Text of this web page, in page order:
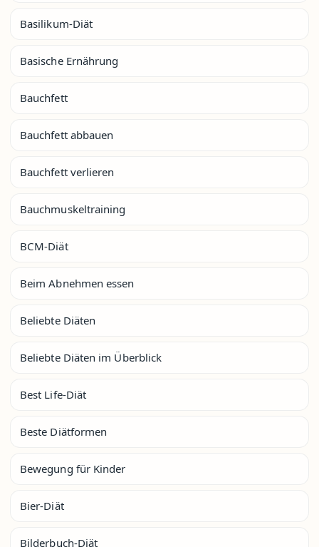
Basilikum-Diät
Basische Ernährung
Bauchfett
Bauchfett abbauen
Bauchfett verlieren
Bauchmuskeltraining
BCM-Diät
Beim Abnehmen essen
Beliebte Diäten
Beliebte Diäten im Überblick
Best Life-Diät
Beste Diätformen
Bewegung für Kinder
Bier-Diät
Bilderbuch-Diät